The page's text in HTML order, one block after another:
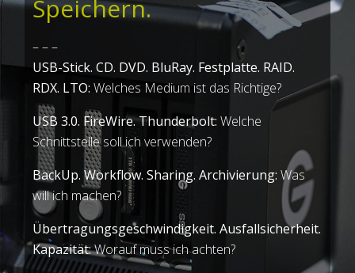
Speichern.
– – –
USB-Stick. CD. DVD. BluRay. Festplatte. RAID.
RDX. LTO: Welches Medium ist das Richtige?
USB 3.0. FireWire. Thunderbolt: Welche
Schnittstelle soll ich verwenden?
BackUp. Workflow. Sharing. Archivierung: Was
will ich machen?
Übertragungsgeschwindigkeit. Ausfallsicherheit.
Kapazität:Worauf muss ich achten?